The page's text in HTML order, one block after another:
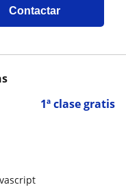
Contactar
1ª clase gratis